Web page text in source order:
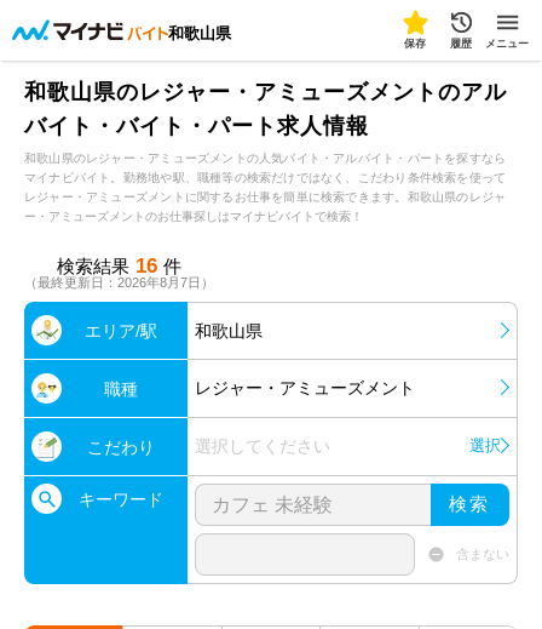
和歌山県
保存 履歴 メニュー
和歌山県のレジャー・アミューズメントのアル
バイト・バイト・パート求人情報
和歌山県のレジャー・アミューズメントの人気バイト・アルバイト・パートを探すなら
マイナビバイト。勤務地や駅、職種等の検索だけではなく、こだわり条件検索を使って
レジャー・アミューズメントに関するお仕事を簡単に検索できます。和歌山県のレジャ
ー・アミューズメントのお仕事探しはマイナビバイトで検索！
検索結果 16 件
（最終更新日：2026年8月7日）
エリア/駅 和歌山県
職種 レジャー・アミューズメント
こだわり 選択してください 選択
キーワード 検索
含まない